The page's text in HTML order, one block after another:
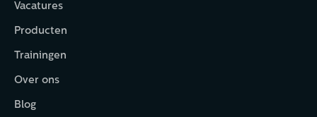
Vacatures
Producten
Trainingen
Over ons
Blog